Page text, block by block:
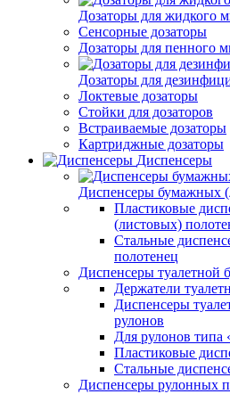
Дозаторы для жидкого
Сенсорные дозаторы
Дозаторы для пенного
Дозаторы для
Локтевые дозаторы
Стойки для дозаторов
Встраиваемые дозаторы
Картриджные дозаторы
Диспенсеры
Диспенсеры бумажных
Пластиковые
(листовых)
Стальные
полотенец
Диспенсеры туалетной
Держатели
Диспенсеры
рулонов
Для рулонов типа
Пластиковые
Стальные
Диспенсеры рулонных